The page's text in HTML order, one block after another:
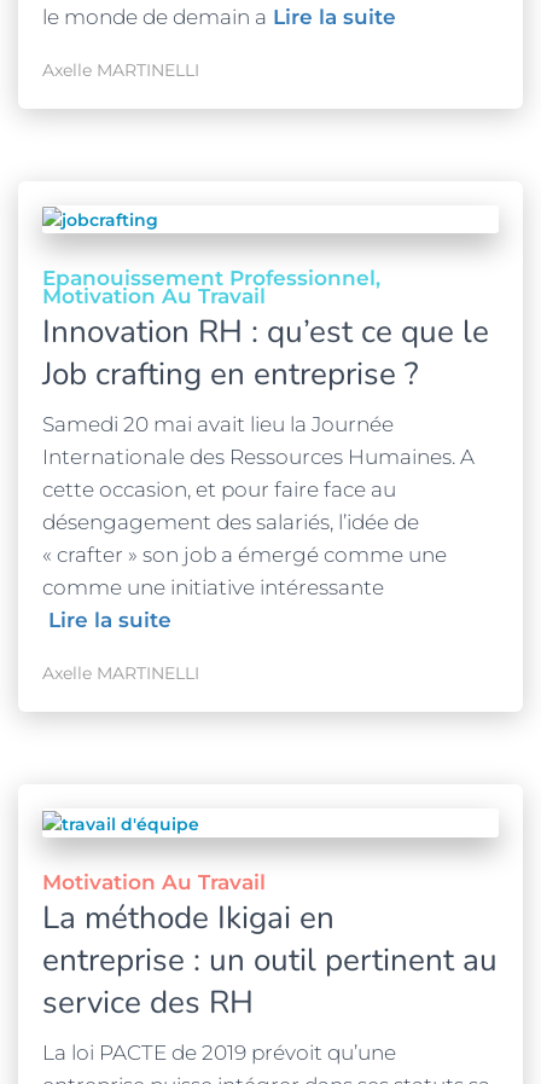
le monde de demain a Lire la suite
Axelle MARTINELLI
Epanouissement Professionnel
Motivation Au Travail
Innovation RH : qu’est ce que le
Job crafting en entreprise ?
Samedi 20 mai avait lieu la Journée
Internationale des Ressources Humaines. A
cette occasion, et pour faire face au
désengagement des salariés, l’idée de
« crafter » son job a émergé comme une
comme une initiative intéressante
Lire la suite
Axelle MARTINELLI
Motivation Au Travail
La méthode Ikigai en
entreprise : un outil pertinent au
service des RH
La loi PACTE de 2019 prévoit qu’une